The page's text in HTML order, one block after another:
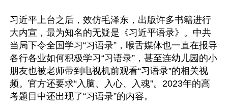
习近平上台之后，效仿毛泽东，出版许多书籍进行
大内宣，最为知名的无疑是《习近平语录》。中共
当局下令全国学习“习语录”，喉舌媒体也一直在报导
各行各业如何积极学习“习语录”，甚至连幼儿园的小
朋友也被老师带到电视机前观看“习语录”的相关视
频。官方还要求“入脑、入心、入魂”。2023年的高
考题目中还出现了“习语录”的内容。